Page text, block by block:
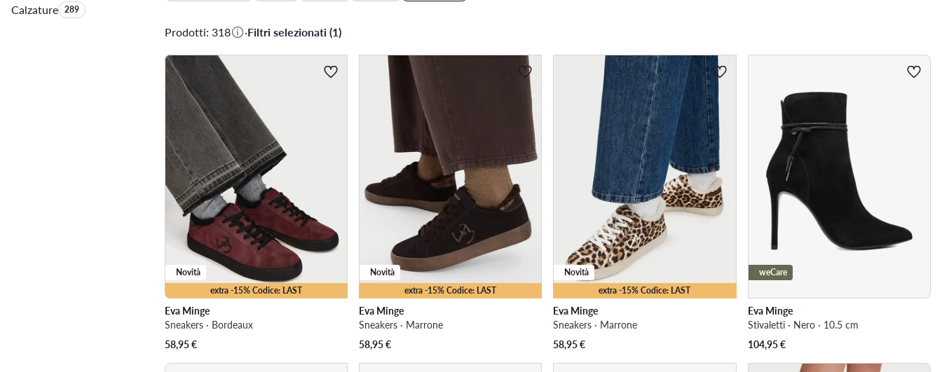
CalzatureQuantità di prodotti:
289
Prodotti: 318 ·Filtri selezionati (1)
extra -15% Codice: LAST
Novità
Eva Minge
Sneakers · Bordeaux
58,95€
extra -15% Codice: LAST
Novità
Eva Minge
Sneakers · Marrone
58,95€
extra -15% Codice: LAST
Novità
Eva Minge
Sneakers · Marrone
58,95€
weCare
Eva Minge
Stivaletti · Nero · 10.5 cm
104,95€